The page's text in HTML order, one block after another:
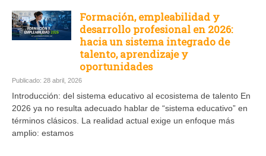
Formación, empleabilidad y
desarrollo profesional en 2026:
hacia un sistema integrado de
talento, aprendizaje y
oportunidades
Publicado: 28 abril, 2026
Introducción: del sistema educativo al ecosistema de talento En
2026 ya no resulta adecuado hablar de “sistema educativo” en
términos clásicos. La realidad actual exige un enfoque más
amplio: estamos